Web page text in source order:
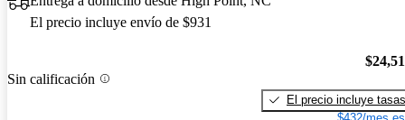
El precio incluye envío de $931
Sin calificación
El precio incluye tasas